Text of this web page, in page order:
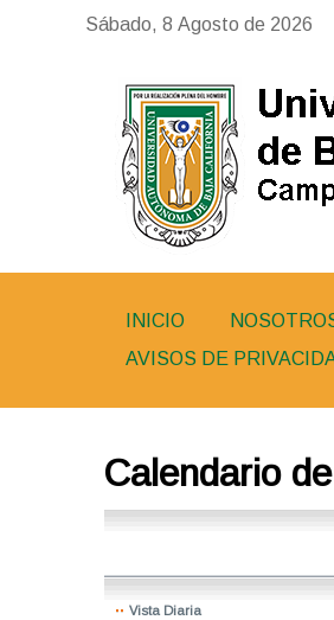
Sábado, 8 Agosto de 2026
INICIO
AVISOS DE
Calendario
Vista Diaria